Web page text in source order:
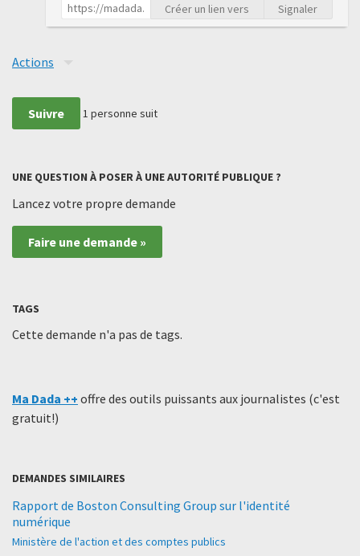
Créer un lien vers Signaler
Actions
Suivre 1 personne suit
UNE QUESTION À POSER À UNE AUTORITÉ PUBLIQUE ?
Lancez votre propre demande
Faire une demande »
TAGS
Cette demande n'a pas de tags.
Ma Dada ++ offre des outils puissants aux journalistes (c'est
gratuit!)
DEMANDES SIMILAIRES
Rapport de Boston Consulting Group sur l'identité
numérique
Ministère de l'action et des comptes publics